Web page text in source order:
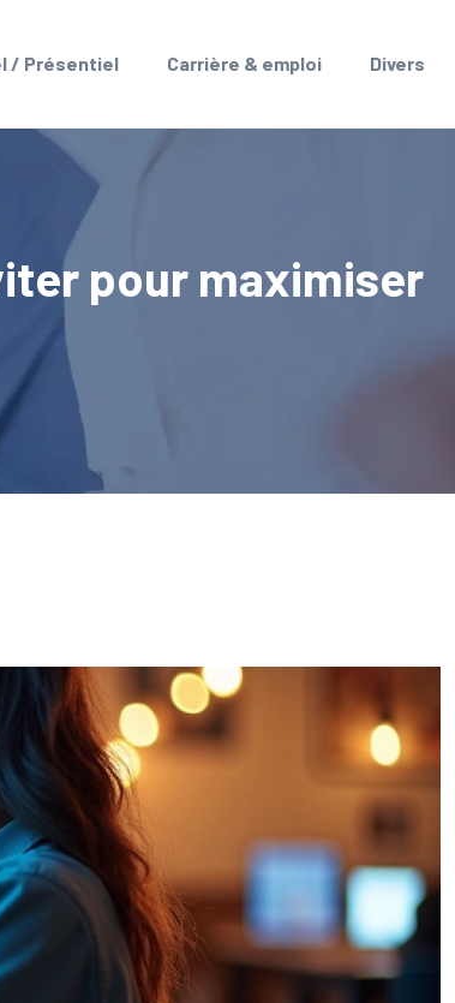
/ Présentiel Carrière & emploi Divers
pour maximiser